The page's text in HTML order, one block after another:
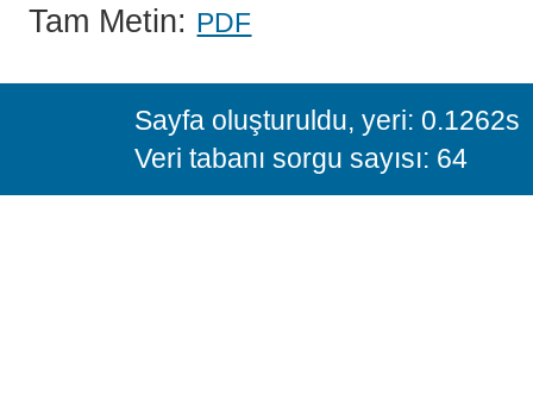
Tam Metin: PDF
Sayfa oluşturuldu, yeri: 0.1262s
Veri tabanı sorgu sayısı: 64